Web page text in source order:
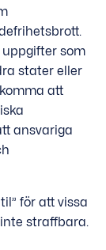
som
stater eller
att
ansvariga
för att vissa
straffbara.